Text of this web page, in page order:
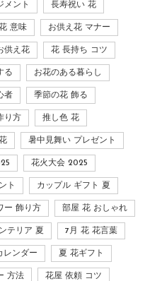
メント 長寿祝い 花
意味 お供え花 マナー
供え花 花 長持ち コツ
る お花のある暮らし
者 季節の花 飾る
り方 推し色 花
暑中見舞い プレゼント
花火大会 2025
ト カップル ギフト 夏
ー 飾り方 部屋 花 おしゃれ
テリア 夏 7月 花 花言葉
レンダー 夏 花ギフト
方法 花屋 依頼 コツ